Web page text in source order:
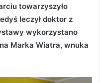
towarzyszyło
leczył doktor z
wykorzystano
Marka Wiatra, wnuka